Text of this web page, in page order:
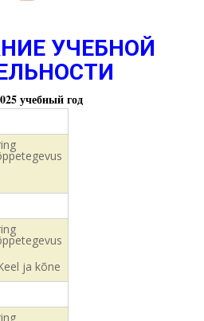
УЧЕБНОЙ
учебный год
ja kõne